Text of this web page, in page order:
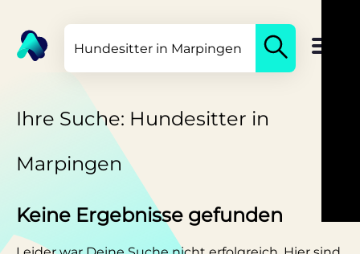
Ihre Suche: Hundesitter in
Marpingen
Keine Ergebnisse gefunden